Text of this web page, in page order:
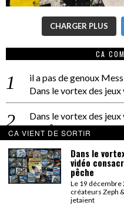
CHARGER PLUS
CA
il a pas de genoux
Dans le vortex des
Dans le vortex des
PACÔME
La séance d’Hip Gnose
La Patrie
dans
On a parlé Dolce Vita
Bernardino Femminielli
CA VIENT DE SORTIR
Dans le
vidéo
pêche
Le 19 décembre
créateurs Zeph
jetaient